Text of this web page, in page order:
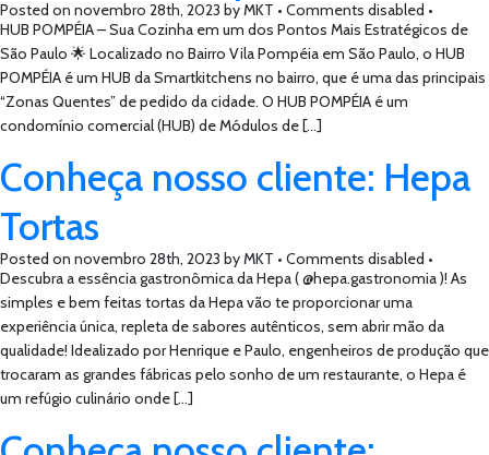
Posted on novembro 28th, 2023 byMKT • Comments disabled •
HUB POMPÉIA – Sua Cozinha em um dos Pontos Mais Estratégicos de
São Paulo 🌟 Localizado no Bairro Vila Pompéia em São Paulo, o HUB
POMPÉIA é um HUB da Smartkitchens no bairro, que é uma das principais
“Zonas Quentes” de pedido da cidade. O HUB POMPÉIA é um
condomínio comercial (HUB) de Módulos de […]
Conheça nosso cliente: Hepa
Tortas
Posted on novembro 28th, 2023 byMKT • Comments disabled •
Descubra a essência gastronômica da Hepa ( @hepa.gastronomia )! As
simples e bem feitas tortas da Hepa vão te proporcionar uma
experiência única, repleta de sabores autênticos, sem abrir mão da
qualidade! Idealizado por Henrique e Paulo, engenheiros de produção que
trocaram as grandes fábricas pelo sonho de um restaurante, o Hepa é
um refúgio culinário onde […]